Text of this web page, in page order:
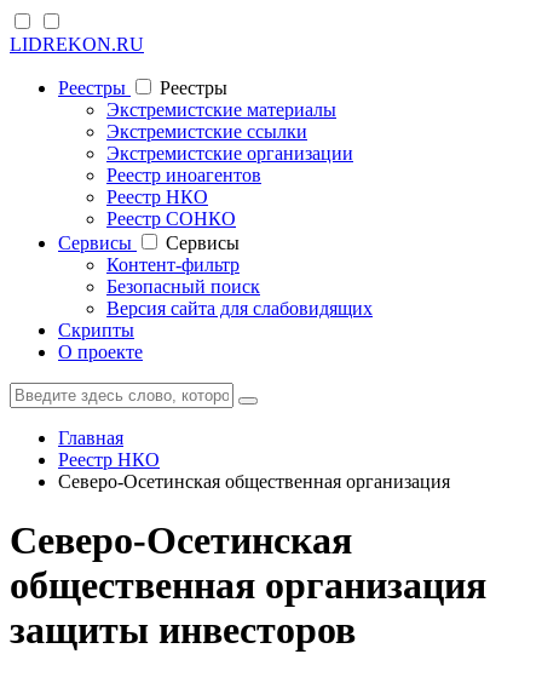
LIDREKON.RU
Реестры
Реестры
Экстремистские материалы
Экстремистские ссылки
Экстремистские организации
Реестр иноагентов
Реестр НКО
Реестр СОНКО
Cервисы
Cервисы
Контент-фильтр
Безопасный поиск
Версия сайта для слабовидящих
Скрипты
О проекте
Главная
Реестр НКО
Северо-Осетинская общественная организация
Северо-Осетинская
общественная организация
защиты инвесторов